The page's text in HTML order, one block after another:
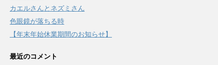
カエルさんとネズミさん
色眼鏡が落ちる時
【年末年始休業期間のお知らせ】
最近のコメント